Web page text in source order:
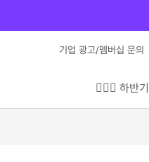
기업 광고/멤버십 문의
💁🏻‍♂️ 하반